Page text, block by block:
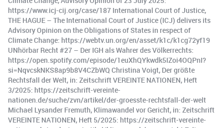
https://www.icj-cij.org/case/187 International Court of Justice,
THE HAGUE – The International Court of Justice (ICJ) delivers its
Advisory Opinion on the Obligations of States in respect of
Climate Change: https://webtv.un.org/en/asset/k1c/k1cg72yf19
UNhörbar Recht #27 – Der IGH als Wahrer des Völkerrechts:
https://open.spotify.com/episode/1euXhQYkwdk5IZoi4OQPnI?
si=NqvcskNKS8ap9b8V4CZbWQ Christina Voigt, Der größte
Rechtsfall der Welt, in: Zeitschrift VEREINTE NATIONEN, Heft
3/2025: https://zeitschrift-vereinte-
nationen.de/suche/zvn/artikel/der-groesste-rechtsfall-der-welt
Michael Lysander Fremuth, Klimawandel vor Gericht, in: Zeitschrift
VEREINTE NATIONEN, Heft 5/2025: https://zeitschrift-vereinte-